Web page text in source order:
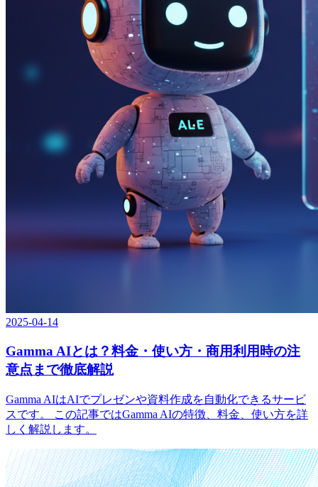
2025-04-14
Gamma AIとは？料金・使い方・商用利用時の注
意点まで徹底解説
Gamma AIはAIでプレゼンや資料作成を自動化できるサービ
スです。 この記事ではGamma AIの特徴、料金、使い方を詳
しく解説します。